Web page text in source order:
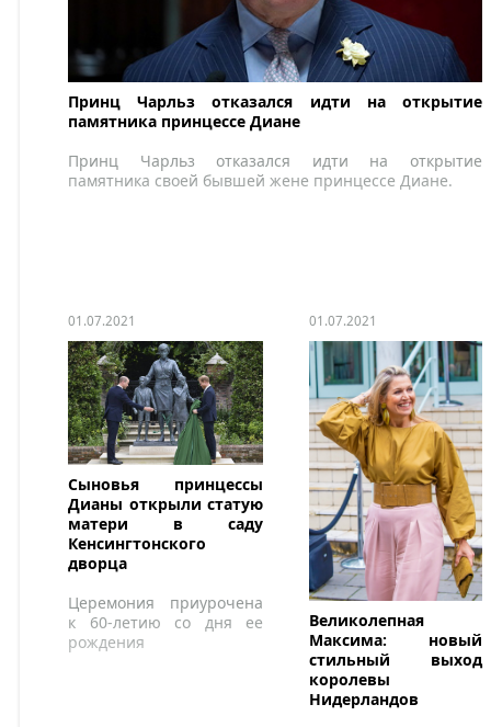
Принц Чарльз отказался идти на открытие
памятника принцессе Диане
Принц Чарльз отказался идти на открытие
памятника своей бывшей жене принцессе Диане.
01.07.2021
Сыновья принцессы
Дианы открыли статую
матери в саду
Кенсингтонского
дворца
Церемония приурочена
к 60-летию со дня ее
рождения
01.07.2021
Великолепная
Максима: новый
стильный выход
королевы
Нидерландов